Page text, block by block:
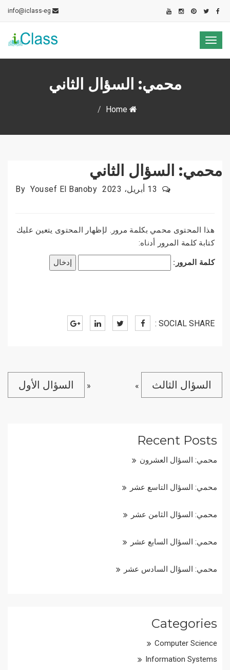
info@iclass-eg
Toggle
محمي: السؤال الثاني
محمي: السؤال الثاني
By Yousef El Banoby 13 أبريل، 2023
هذا المحتوى محمي بكلمة مرور. لإظهار المحتوى يتعين عليك
كتابة كلمة المرور أدناه:
كلمة المرور:
SOCIAL SHARE :
« السؤال الأول السؤال الثالث »
Recent Posts
محمي: السؤال العشرون
محمي: السؤال التاسع عشر
محمي: السؤال الثامن عشر
محمي: السؤال السابع عشر
محمي: السؤال السادس عشر
Categories
Computer Science
Information Systems